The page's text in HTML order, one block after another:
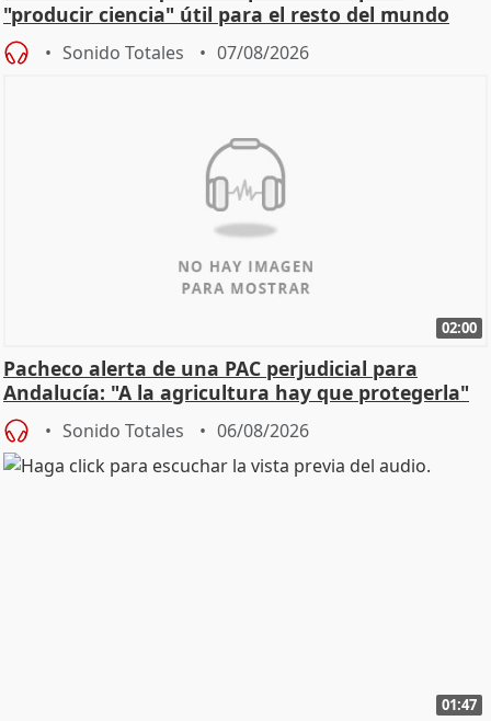
"producir ciencia" útil para el resto del mundo
Sonido Totales 07/08/2026
02:00
Pacheco alerta de una PAC perjudicial para
Andalucía: "A la agricultura hay que protegerla"
Sonido Totales 06/08/2026
01:47